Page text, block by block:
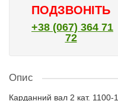
ПОДЗВОНІТЬ
+38 (067) 364 71
72
Опис
Карданний вал 2 кат.